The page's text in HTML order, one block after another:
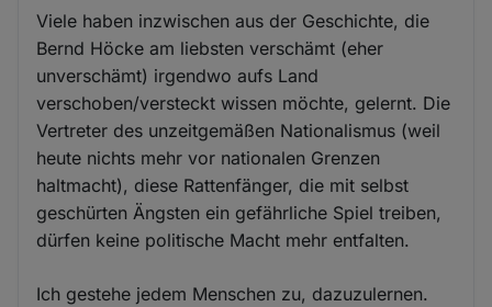
Viele haben inzwischen aus der Geschichte, die
Bernd Höcke am liebsten verschämt (eher
unverschämt) irgendwo aufs Land
verschoben/versteckt wissen möchte, gelernt. Die
Vertreter des unzeitgemäßen Nationalismus (weil
heute nichts mehr vor nationalen Grenzen
haltmacht), diese Rattenfänger, die mit selbst
geschürten Ängsten ein gefährliche Spiel treiben,
dürfen keine politische Macht mehr entfalten.
Ich gestehe jedem Menschen zu, dazuzulernen.